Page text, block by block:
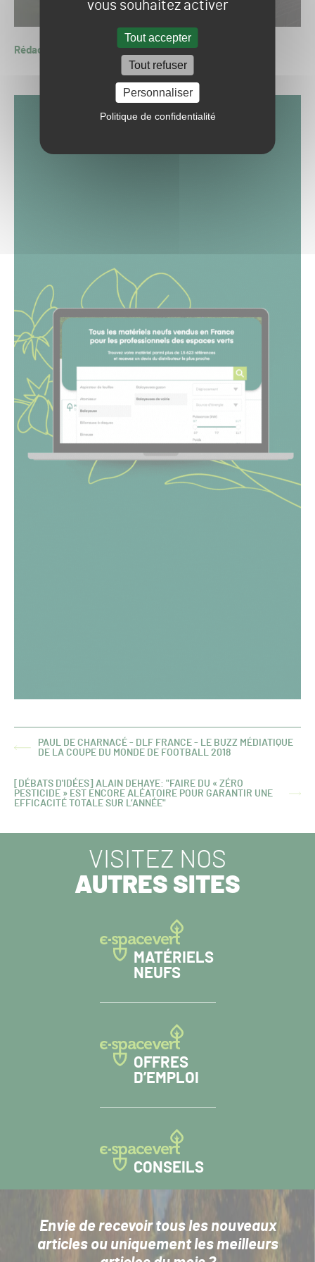
vous souhaitez activer
Tout accepter
Tout refuser
Personnaliser
Politique de confidentialité
Rédaction GSPH24
ARTICLE
PAUL DE CHARNACÉ - DLF FRANCE - LE BUZZ MÉDIATIQUE
DE LA COUPE DU MONDE DE FOOTBALL 2018
ARTICLE
SUIVANT :
[DÉBATS D'IDÉES] ALAIN DEHAYE: "FAIRE DU « ZÉRO
PESTICIDE » EST ENCORE ALÉATOIRE POUR GARANTIR UNE
EFFICACITÉ TOTALE SUR L’ANNÉE"
VISITEZ NOS
AUTRES SITES
MATÉRIELS
NEUFS
OFFRES
D’EMPLOI
CONSEILS
Envie de recevoir tous les nouveaux
articlesou uniquement les meilleurs